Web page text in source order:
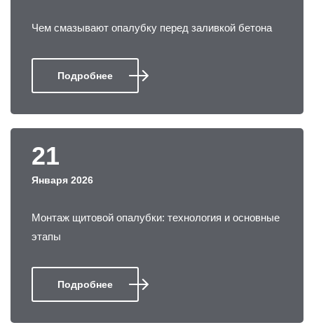
Чем смазывают опалубку перед заливкой бетона
Подробнее
21
Января 2026
Монтаж щитовой опалубки: технология и основные
этапы
Подробнее